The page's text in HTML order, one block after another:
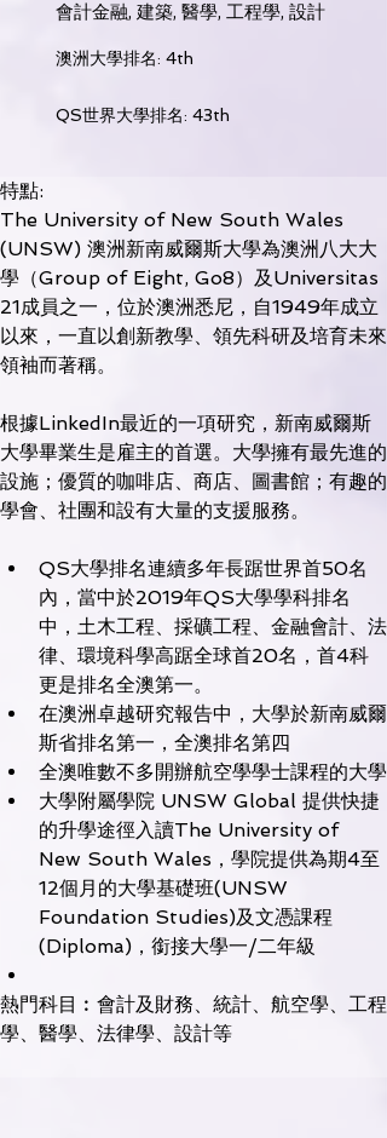
會計金融, 建築, 醫學, 工程學, 設計
澳洲大學排名: 4th
QS世界大學排名: 43th
特點:
The University of New South Wales
(UNSW) 澳洲新南威爾斯大學為澳洲八大大
學（Group of Eight, Go8）及Universitas
21成員之一，位於澳洲悉尼，自1949年成立
以來，一直以創新教學、領先科研及培育未來
領袖而著稱。
根據LinkedIn最近的一項研究，新南威爾斯
大學畢業生是雇主的首選。大學擁有最先進的
設施；優質的咖啡店、商店、圖書館；有趣的
QS大學排名連續多年長踞世界首50名
內，當中於2019年QS大學學科排名
中，土木工程、採礦工程、金融會計、法
律、環境科學高踞全球首20名，首4科
更是排名全澳第一。
在澳洲卓越研究報告中，大學於新南威爾
斯省排名第一，全澳排名第四
全澳唯數不多開辦航空學學士課程的大學
大學附屬學院 UNSW Global 提供快捷
的升學途徑入讀The University of
New South Wales，學院提供為期4至
12個月的大學基礎班(UNSW
Foundation Studies)及文憑課程
(Diploma)，銜接大學一/二年級
熱門科目︰會計及財務、統計、航空學、工程